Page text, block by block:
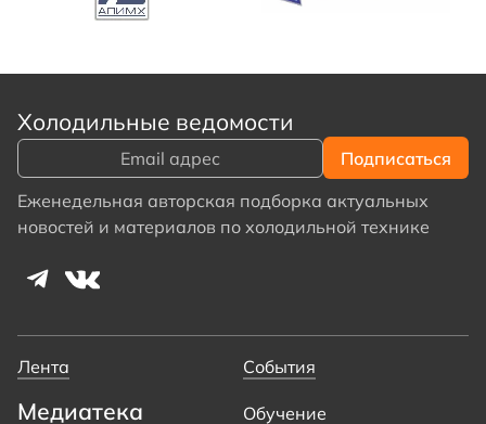
Холодильные ведомости
Еженедельная авторская подборка актуальных
новостей и материалов по холодильной технике
Лента События
Медиатека
Обучение